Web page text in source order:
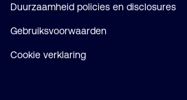
Duurzaamheid policies en disclosures
Gebruiksvoorwaarden
Cookie verklaring